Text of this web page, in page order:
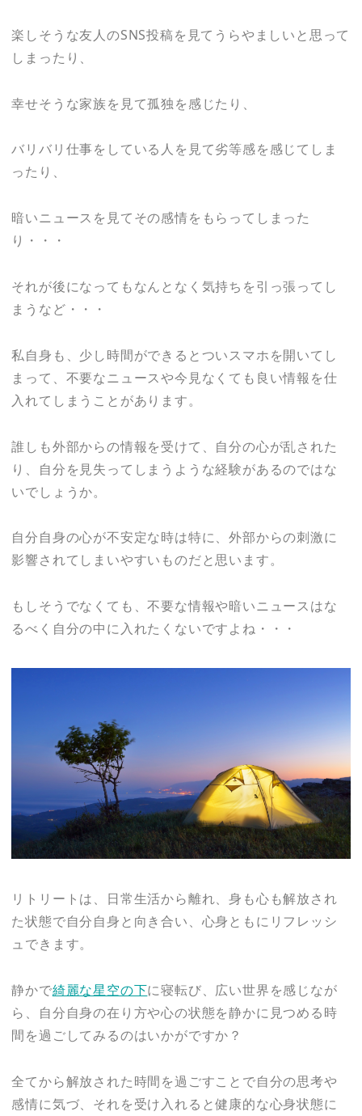
楽しそうな友人のSNS投稿を見てうらやましいと思って
しまったり、
幸せそうな家族を見て孤独を感じたり、
バリバリ仕事をしている人を見て劣等感を感じてしま
ったり、
暗いニュースを見てその感情をもらってしまった
り・・・
それが後になってもなんとなく気持ちを引っ張ってし
まうなど・・・
私自身も、少し時間ができるとついスマホを開いてし
まって、不要なニュースや今見なくても良い情報を仕
入れてしまうことがあります。
誰しも外部からの情報を受けて、自分の心が乱された
り、自分を見失ってしまうような経験があるのではな
いでしょうか。
自分自身の心が不安定な時は特に、外部からの刺激に
影響されてしまいやすいものだと思います。
もしそうでなくても、不要な情報や暗いニュースはな
るべく自分の中に入れたくないですよね・・・
リトリートは、日常生活から離れ、身も心も解放され
た状態で自分自身と向き合い、心身ともにリフレッシ
ュできます。
静かで綺麗な星空の下に寝転び、広い世界を感じなが
ら、自分自身の在り方や心の状態を静かに見つめる時
間を過ごしてみるのはいかがですか？
全てから解放された時間を過ごすことで自分の思考や
感情に気づ、それを受け入れると健康的な心身状態に